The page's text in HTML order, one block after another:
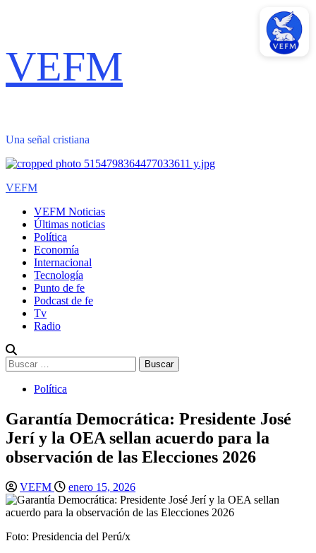
al
contenido
VEFM
Una señal cristiana
Menú
VEFM
VEFM Noticias
Últimas noticias
Política
Economía
Internacional
Tecnología
Punto de fe
Podcast de fe
Tv
Radio
Buscar:
Política
Garantía Democrática: Presidente José
Jerí y la OEA sellan acuerdo para la
observación de las Elecciones 2026
VEFM enero 15, 2026
Foto: Presidencia del Perú/x